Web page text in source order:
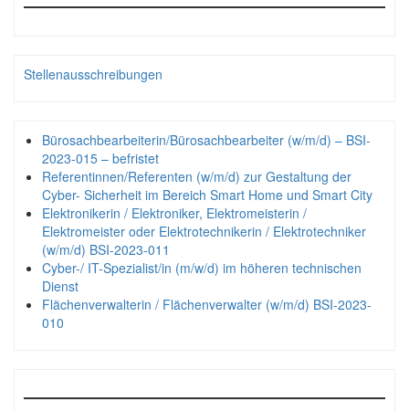
Stellenausschreibungen
Bürosachbearbeiterin/Bürosachbearbeiter (w/m/d) – BSI-
2023-015 – befristet
Referentinnen/Referenten (w/m/d) zur Gestaltung der
Cyber- Sicherheit im Bereich Smart Home und Smart City
Elektronikerin / Elektroniker, Elektromeisterin /
Elektromeister oder Elektrotechnikerin / Elektrotechniker
(w/m/d) BSI-2023-011
Cyber-/ IT-Spezialist/in (m/w/d) im höheren technischen
Dienst
Flächenverwalterin / Flächenverwalter (w/m/d) BSI-2023-
010